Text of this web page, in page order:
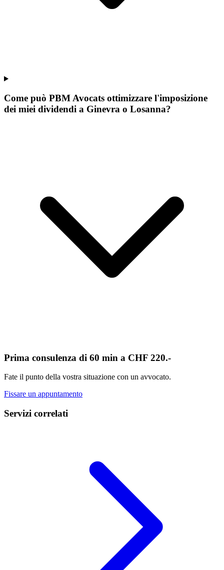
Come può PBM Avocats ottimizzare l'imposizione
dei miei dividendi a Ginevra o Losanna?
Prima consulenza di 60 min a CHF 220.-
Fate il punto della vostra situazione con un avvocato.
Fissare un appuntamento
Servizi correlati